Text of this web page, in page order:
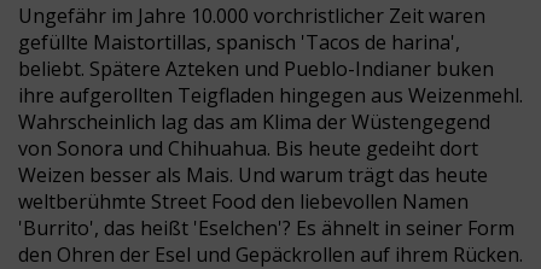
Ungefähr im Jahre 10.000 vorchristlicher Zeit waren
gefüllte Maistortillas, spanisch 'Tacos de harina',
beliebt. Spätere Azteken und Pueblo-Indianer buken
ihre aufgerollten Teigfladen hingegen aus Weizenmehl.
Wahrscheinlich lag das am Klima der Wüstengegend
von Sonora und Chihuahua. Bis heute gedeiht dort
Weizen besser als Mais. Und warum trägt das heute
weltberühmte Street Food den liebevollen Namen
'Burrito', das heißt 'Eselchen'? Es ähnelt in seiner Form
den Ohren der Esel und Gepäckrollen auf ihrem Rücken.